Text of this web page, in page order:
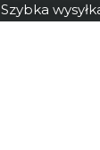
Szybka